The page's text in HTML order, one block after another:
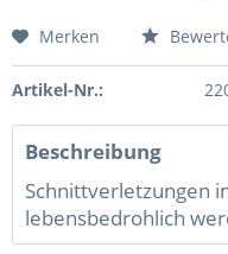
Merken
Artikel-Nr.:
Beschreibung
Schnittverletzungen
lebensbedrohlich